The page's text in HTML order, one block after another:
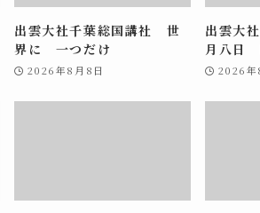
出雲大社千葉総国講社 世
界に 一つだけ
2026年8月8日
出雲大
月八日
2026年